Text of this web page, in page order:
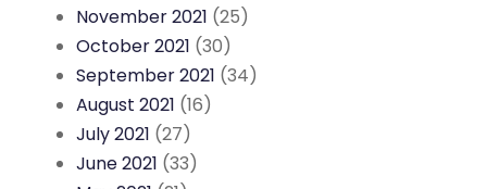
November 2021 (25)
October 2021 (30)
September 2021 (34)
August 2021 (16)
July 2021 (27)
June 2021 (33)